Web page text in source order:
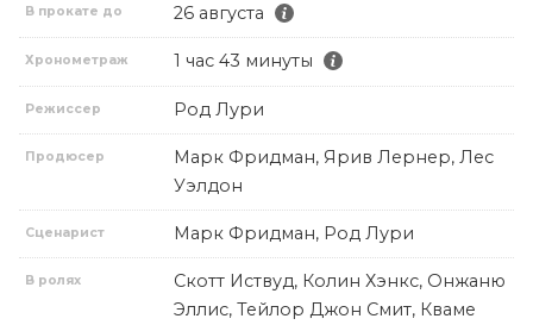
В прокате до 26 августа
Хронометраж 1 час 43 минуты
Режиссер Род Лури
Продюсер
Марк Фридман, Ярив Лернер, Лес
Уэлдон
Сценарист Марк Фридман, Род Лури
В ролях
Скотт Иствуд, Колин Хэнкс, Онжаню
Эллис, Тейлор Джон Смит, Кваме